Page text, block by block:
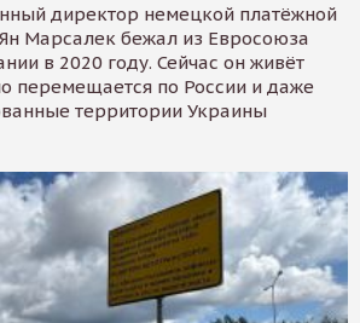
директор немецкой платёжной
Марсалек бежал из Евросоюза
в 2020 году. Сейчас он живёт
перемещается по России и даже
территории Украины